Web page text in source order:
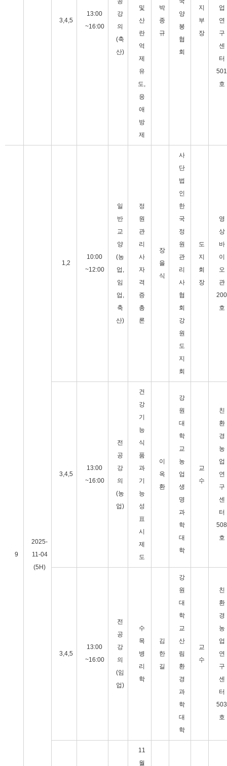
3,4,5
13:00
~16:00
강
의
(축
산)
및
산
란
억
제
유
도,
응
애
방
제
박
종
규
양
봉
협
회
지
부
장
업
연
구
센
터
501
호
9
2025-
11-04
(5H)
1,2
10:00
~12:00
일
반
교
양
(농
업,
임
업,
축
산)
정
원
관
리
사
자
격
증
총
론
장
을
식
사
단
법
인
한
국
정
원
관
리
사
협
회
강
원
도
지
회
도
지
회
장
영
상
바
이
오
관
200
호
3,4,5
13:00
~16:00
전
공
강
의
(농
업)
건
강
기
능
식
품
과
기
능
성
표
시
제
도
이
옥
환
강
원
대
학
교
농
업
생
명
과
학
대
학
교
수
친
환
경
농
업
연
구
센
터
508
호
3,4,5
13:00
~16:00
전
공
강
의
(임
업)
수
목
병
리
학
김
한
길
강
원
대
학
교
산
림
환
경
과
학
대
학
교
수
친
환
경
농
업
연
구
센
터
503
호
11
월